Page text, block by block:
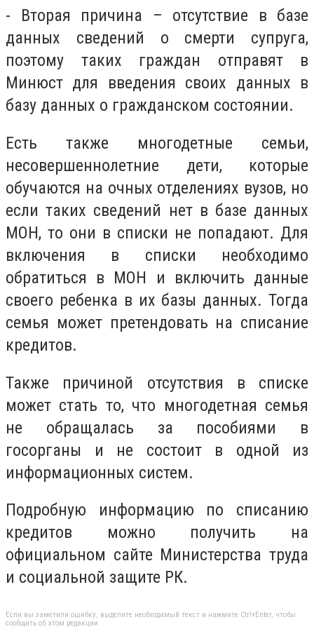
- Вторая причина – отсутствие в базе
данных сведений о смерти супруга,
поэтому таких граждан отправят в
Минюст для введения своих данных в
базу данных о гражданском состоянии.
Есть также многодетные семьи,
несовершеннолетние дети, которые
обучаются на очных отделениях вузов, но
если таких сведений нет в базе данных
МОН, то они в списки не попадают. Для
включения в списки необходимо
обратиться в МОН и включить данные
своего ребенка в их базы данных. Тогда
семья может претендовать на списание
кредитов.
Также причиной отсутствия в списке
может стать то, что многодетная семья
не обращалась за пособиями в
госорганы и не состоит в одной из
информационных систем.
Подробную информацию по списанию
кредитов можно получить на
официальном сайте Министерства труда
и социальной защите РК.
Если вы заметили ошибку, выделите необходимый текст и нажмите Ctrl+Enter, чтобы
сообщить об этом редакции